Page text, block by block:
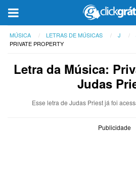
MÚSICA LETRAS DE MÚSICAS J
PRIVATE PROPERTY
Letra da Música:
Judas
Esse letra de Judas Priest já foi
Publicidade